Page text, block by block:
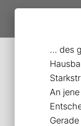
… des
An